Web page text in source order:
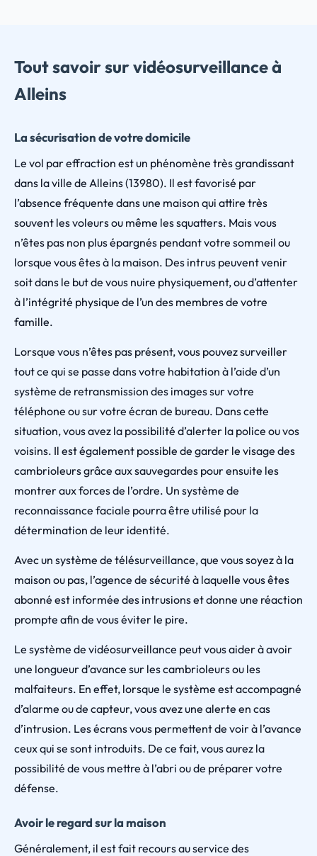
Tout savoir sur vidéosurveillance à
Alleins
La sécurisation de votre domicile
Le vol par effraction est un phénomène très grandissant
dans la ville de Alleins (13980). Il est favorisé par
l’absence fréquente dans une maison qui attire très
souvent les voleurs ou même les squatters. Mais vous
n’êtes pas non plus épargnés pendant votre sommeil ou
lorsque vous êtes à la maison. Des intrus peuvent venir
soit dans le but de vous nuire physiquement, ou d’attenter
à l’intégrité physique de l’un des membres de votre
famille.
Lorsque vous n’êtes pas présent, vous pouvez surveiller
tout ce qui se passe dans votre habitation à l’aide d’un
système de retransmission des images sur votre
téléphone ou sur votre écran de bureau. Dans cette
situation, vous avez la possibilité d’alerter la police ou vos
voisins. Il est également possible de garder le visage des
cambrioleurs grâce aux sauvegardes pour ensuite les
montrer aux forces de l’ordre. Un système de
reconnaissance faciale pourra être utilisé pour la
détermination de leur identité.
Avec un système de télésurveillance, que vous soyez à la
maison ou pas, l’agence de sécurité à laquelle vous êtes
abonné est informée des intrusions et donne une réaction
prompte afin de vous éviter le pire.
Le système de vidéosurveillance peut vous aider à avoir
une longueur d’avance sur les cambrioleurs ou les
malfaiteurs. En effet, lorsque le système est accompagné
d’alarme ou de capteur, vous avez une alerte en cas
d’intrusion. Les écrans vous permettent de voir à l’avance
ceux qui se sont introduits. De ce fait, vous aurez la
possibilité de vous mettre à l’abri ou de préparer votre
défense.
Avoir le regard sur la maison
Généralement, il est fait recours au service des